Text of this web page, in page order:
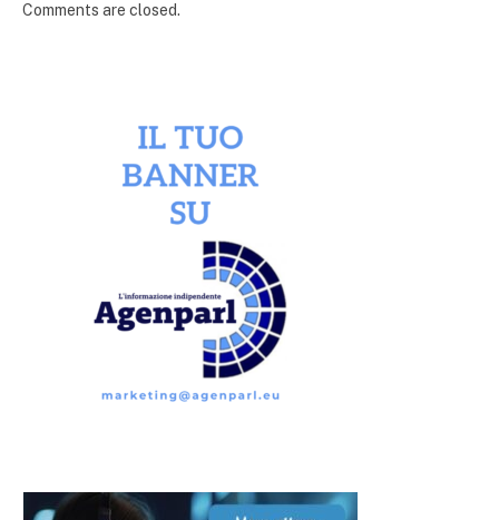
Comments are closed.